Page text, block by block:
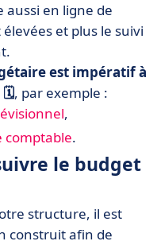
aussi en ligne de
et plus le suivi
est impératif à
🗓️, par exemple :
,
comptable.
le budget
structure, il est
construit afin de